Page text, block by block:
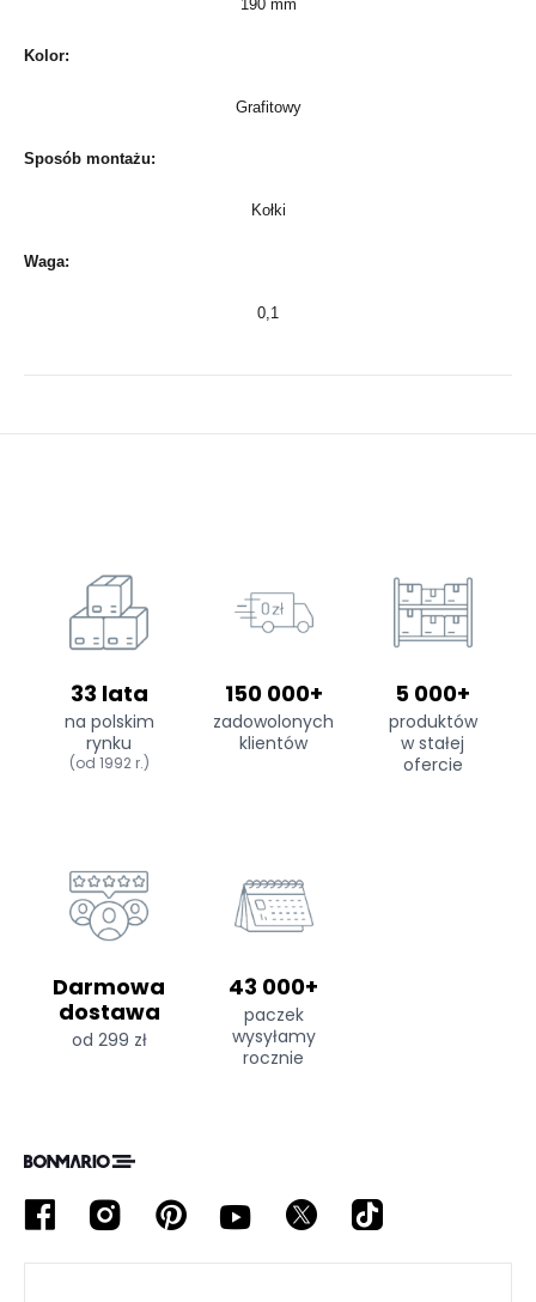
190 mm
Kolor:
Grafitowy
Sposób montażu:
Kołki
Waga:
0,1
33 lata
na polskim
rynku
(od 1992 r.)
150 000+
zadowolonych
klientów
5 000+
produktów
w stałej
ofercie
Darmowa
dostawa
od 299 zł
43 000+
paczek
wysyłamy
rocznie